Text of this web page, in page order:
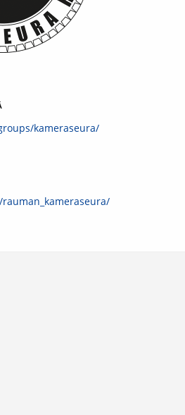
kameraseura/